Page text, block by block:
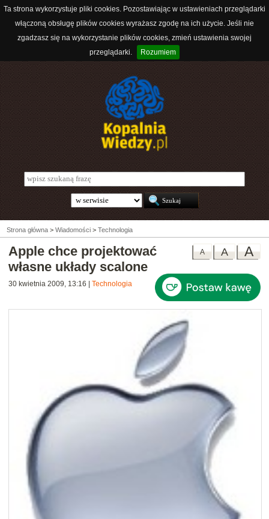
Ta strona wykorzystuje pliki cookies. Pozostawiając w ustawieniach przeglądarki
włączoną obsługę plików cookies wyrażasz zgodę na ich użycie. Jeśli nie
zgadzasz się na wykorzystanie plików cookies, zmień ustawienia swojej
przeglądarki.
Rozumiem
Strona główna > Wiadomości > Technologia
A
A
A
Apple chce projektować
własne układy scalone
30 kwietnia 2009, 13:16 Technologia